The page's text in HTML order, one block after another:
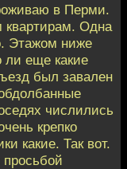
в Перми.
Одна
Этажом ниже
ли еще какие
был завален
числились
крепко
какие. Так вот.
просьбой